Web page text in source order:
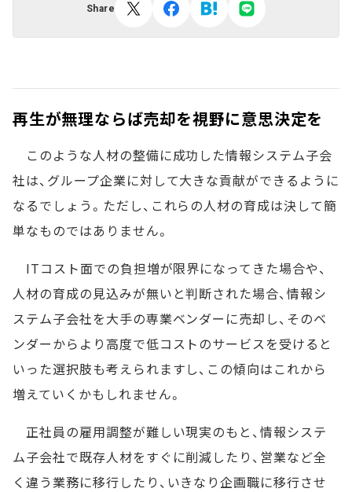
Share
再生が無理ならば売却を視野に意思決定を
このような人材の整備に成功した情報システム子会
社は、グループ企業に対して大きな貢献ができるように
なるでしょう。ただし、これらの人材の育成は決して簡
単なものではありません。
ITコスト面での負担増が限界になってきた場合や、
人材の育成の見込みが無いと判断された場合、情報シ
ステム子会社を大手の専業ベンダーに売却し、そのベ
ンダーからより高度で低コストのサービスを受けると
いった選択肢も考えられますし、この傾向はこれから
増えていくかもしれません。
正社員の雇用調整が難しい現実のもと、情報システ
ム子会社で既存人材をすぐに削減したり、営業など全
く違う業務に移行したり、いきなり企画職に移行させ